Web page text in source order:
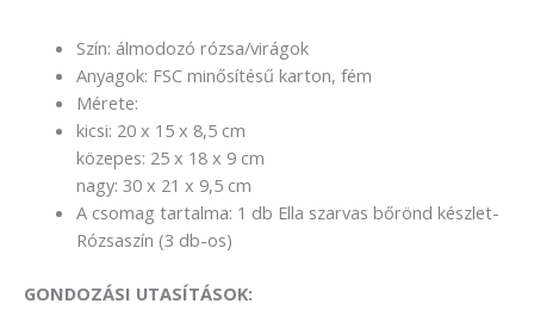
Szín: álmodozó rózsa/virágok
Anyagok: FSC minősítésű karton, fém
Mérete:
kicsi: 20 x 15 x 8,5 cm
közepes: 25 x 18 x 9 cm
nagy: 30 x 21 x 9,5 cm
A csomag tartalma: 1 db Ella szarvas bőrönd készlet-
Rózsaszín (3 db-os)
GONDOZÁSI UTASÍTÁSOK: